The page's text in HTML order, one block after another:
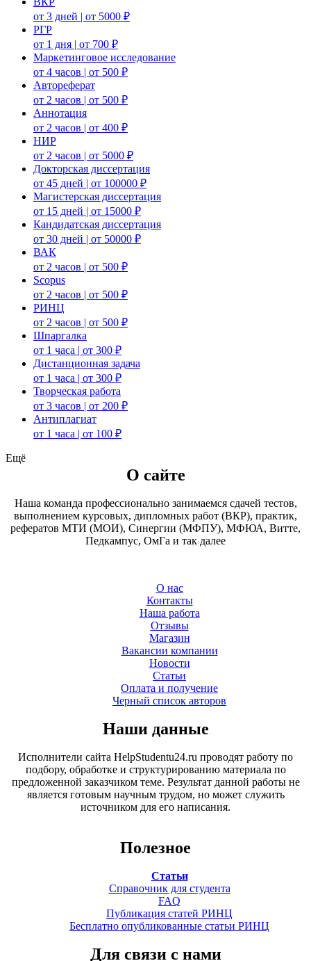
от 3 дней | от 5000 ₽
РГР
от 1 дня | от 700 ₽
Маркетинговое исследование
от 4 часов | от 500 ₽
Автореферат
от 2 часов | от 500 ₽
Аннотация
от 2 часов | от 400 ₽
НИР
от 2 часов | от 5000 ₽
Докторская диссертация
от 45 дней | от 100000 ₽
Магистерская диссертация
от 15 дней | от 15000 ₽
Кандидатская диссертация
от 30 дней | от 50000 ₽
ВАК
от 2 часов | от 500 ₽
Scopus
от 2 часов | от 500 ₽
РИНЦ
от 2 часов | от 500 ₽
Шпаргалка
от 1 часа | от 300 ₽
Дистанционная задача
от 1 часа | от 300 ₽
Творческая работа
от 3 часов | от 200 ₽
Антиплагиат
от 1 часа | от 100 ₽
Ещё
О сайте
Наша команда профессионально занимаемся сдачей тестов,
выполнением курсовых, дипломных работ (ВКР), практик,
рефератов МТИ (МОИ), Синергии (МФПУ), МФЮА, Витте,
Педкампус, ОмГа и так далее
О нас
Контакты
Наша работа
Отзывы
Магазин
Вакансии компании
Новости
Статьи
Оплата и получение
Черный список авторов
Наши данные
Исполнители сайта HelpStudentu24.ru проводят работу по
подбору, обработке и структурированию материала по
предложенной заказчиком теме. Результат данной работы не
является готовым научным трудом, но может служить
источником для его написания.
Полезное
Статьи
Справочник для студента
FAQ
Публикация статей РИНЦ
Бесплатно опубликованные статьи РИНЦ
Для связи с нами